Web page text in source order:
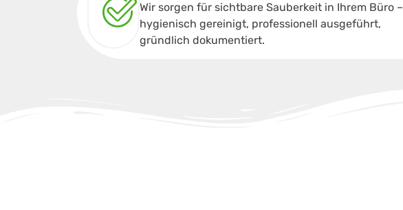
Wir sorgen für sichtbare Sauberkeit in Ihrem Büro –
hygienisch gereinigt, professionell ausgeführt,
gründlich dokumentiert.